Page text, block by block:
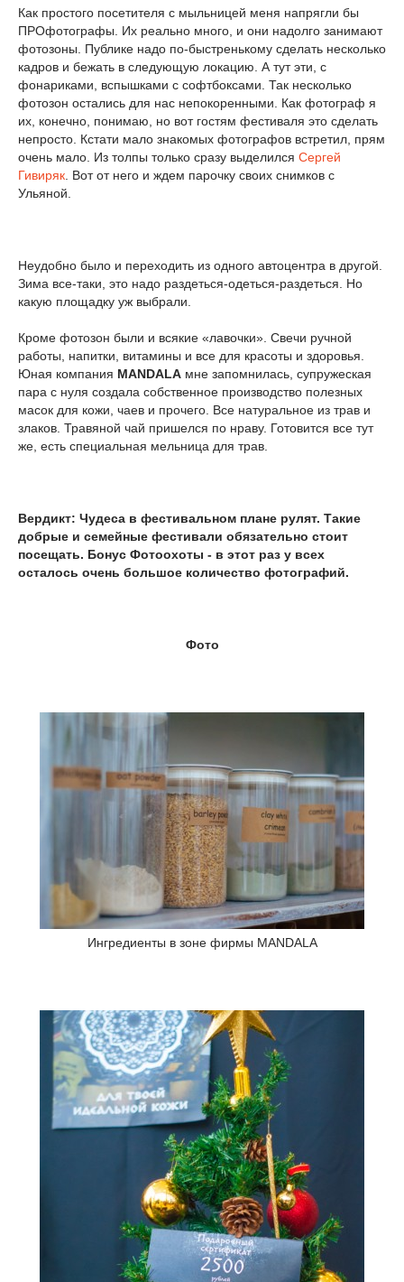
Как простого посетителя с мыльницей меня напрягли бы
ПРОфотографы. Их реально много, и они надолго занимают
фотозоны. Публике надо по-быстренькому сделать несколько
кадров и бежать в следующую локацию. А тут эти, с
фонариками, вспышками с софтбоксами. Так несколько
фотозон остались для нас непокоренными. Как фотограф я
их, конечно, понимаю, но вот гостям фестиваля это сделать
непросто. Кстати мало знакомых фотографов встретил, прям
очень мало. Из толпы только сразу выделился Сергей
Гивиряк . Вот от него и ждем парочку своих снимков с
Ульяной.
Неудобно было и переходить из одного автоцентра в другой.
Зима все-таки, это надо раздеться-одеться-раздеться. Но
какую площадку уж выбрали.
Кроме фотозон были и всякие «лавочки». Свечи ручной
работы, напитки, витамины и все для красоты и здоровья.
Юная компания MANDALA мне запомнилась, супружеская
пара с нуля создала собственное производство полезных
масок для кожи, чаев и прочего. Все натуральное из трав и
злаков. Травяной чай пришелся по нраву. Готовится все тут
же, есть специальная мельница для трав.
Вердикт: Чудеса в фестивальном плане рулят. Такие
добрые и семейные фестивали обязательно стоит
посещать. Бонус Фотоохоты - в этот раз у всех
осталось очень большое количество фотографий.
Фото
Ингредиенты в зоне фирмы MANDALA